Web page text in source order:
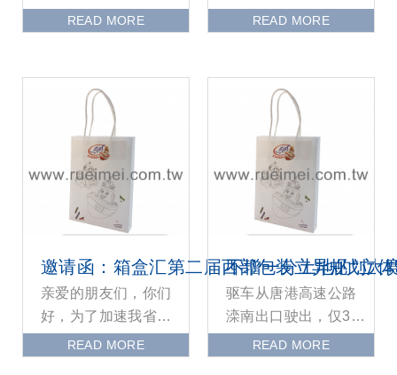
以下内容，原文内
容：1.全集团品牌形象
READ MORE
重要的作用。本文将
从三个方面详细阐述
READ MORE
邀请函：箱盒汇第二届西部包装立异规划大
亲爱的朋友们，你们
好，为了加速我省文
明构思工业高质量开
展脚步，促进我省双
READ MORE
不增一分土地的“立
驱车从唐港高速公路
滦南出口驶出，仅3分
钟车程，便到达蒙牛
乳业（滦南）有限责
READ MORE